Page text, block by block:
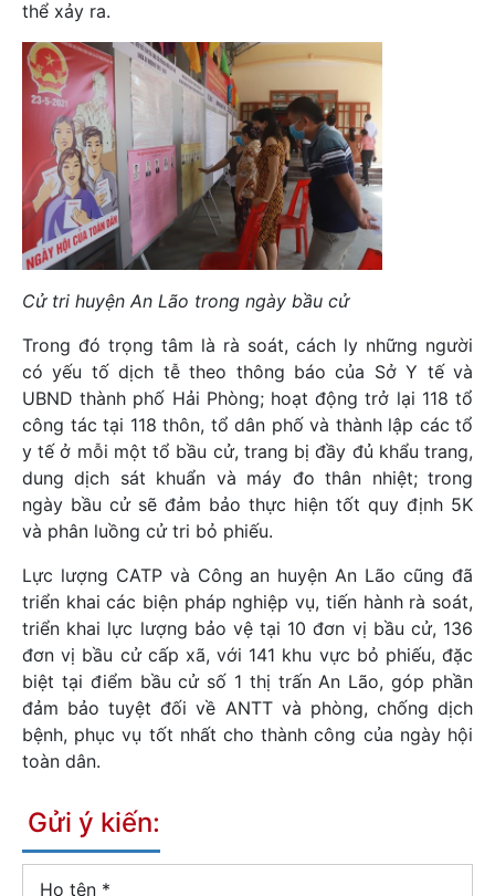
thể xảy ra.
Cử tri huyện An Lão trong ngày bầu cử
Trong đó trọng tâm là rà soát, cách ly những người
có yếu tố dịch tễ theo thông báo của Sở Y tế và
UBND thành phố Hải Phòng; hoạt động trở lại 118 tổ
công tác tại 118 thôn, tổ dân phố và thành lập các tổ
y tế ở mỗi một tổ bầu cử, trang bị đầy đủ khẩu trang,
dung dịch sát khuẩn và máy đo thân nhiệt; trong
ngày bầu cử sẽ đảm bảo thực hiện tốt quy định 5K
và phân luồng cử tri bỏ phiếu.
Lực lượng CATP và Công an huyện An Lão cũng đã
triển khai các biện pháp nghiệp vụ, tiến hành rà soát,
triển khai lực lượng bảo vệ tại 10 đơn vị bầu cử, 136
đơn vị bầu cử cấp xã, với 141 khu vực bỏ phiếu, đặc
biệt tại điểm bầu cử số 1 thị trấn An Lão, góp phần
đảm bảo tuyệt đối về ANTT và phòng, chống dịch
bệnh, phục vụ tốt nhất cho thành công của ngày hội
toàn dân.
Gửi ý kiến:
Họ tên *